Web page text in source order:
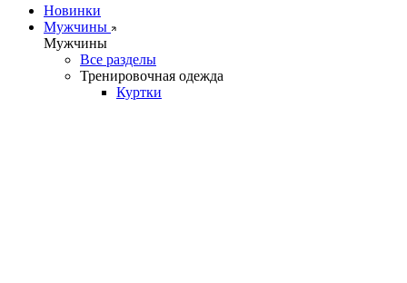
Новинки
Мужчины
Мужчины
Все разделы
Тренировочная одежда
Куртки